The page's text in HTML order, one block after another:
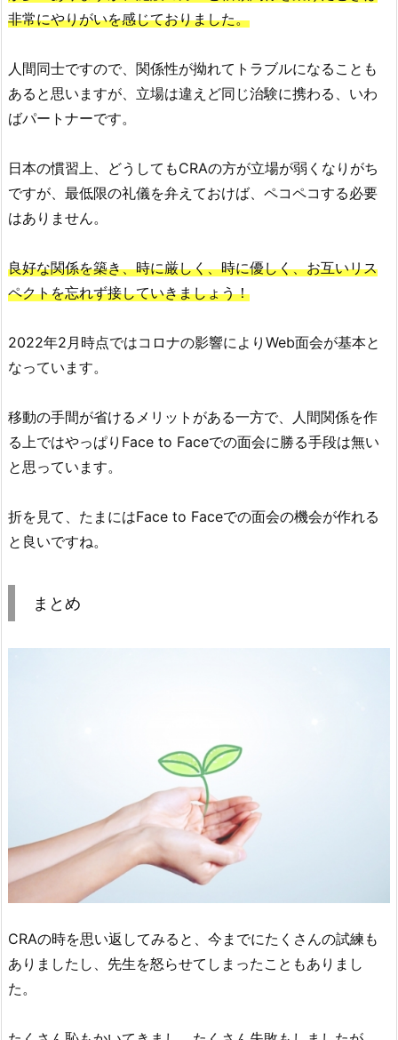
非常にやりがいを感じておりました。
人間同士ですので、関係性が拗れてトラブルになることも
あると思いますが、立場は違えど同じ治験に携わる、いわ
ばパートナーです。
日本の慣習上、どうしてもCRAの方が立場が弱くなりがち
ですが、最低限の礼儀を弁えておけば、ペコペコする必要
はありません。
良好な関係を築き、時に厳しく、時に優しく、お互いリス
ペクトを忘れず接していきましょう！
2022年2月時点ではコロナの影響によりWeb面会が基本と
なっています。
移動の手間が省けるメリットがある一方で、人間関係を作
る上ではやっぱりFace to Faceでの面会に勝る手段は無い
と思っています。
折を見て、たまにはFace to Faceでの面会の機会が作れる
と良いですね。
まとめ
CRAの時を思い返してみると、今までにたくさんの試練も
ありましたし、先生を怒らせてしまったこともありまし
た。